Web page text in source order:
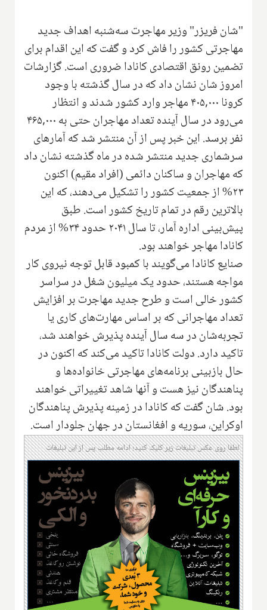
"شان فریزر" وزیر مهاجرت سه‌شنبه اهداف جدید
مهاجرتی کشور را فاش کرد و گفت که این اقدام برای
تضمین رونق اقتصادی کانادا ضروری است. گزارشات
امروز شان نشان داد که در سال گذشته با وجود
کرونا ۴۰۵,۰۰۰ مهاجر وارد کشور شدند و انتظار
می‌رود در سال آینده تعداد مهاجران حتی به ۴۶۵,۰۰۰
نفر برسد. این خبر پس از آن منتشر شد که آمارهای
سرشماری جدید منتشر شده در ماه گذشته نشان داد
که مهاجران و ساکنان دائمی (افراد مقیم) اکنون
۲۳% از جمعیت کشور را تشکیل می‌دهند، که این
بالاترین رقم در تمام تاریخ کشور است. طبق
پیش‌بینی اداره آمار، تا سال ۲۰۴۱ حدود ۳۴% از مردم
کانادا مهاجر خواهند بود.
صنایع کانادا می‌گویند با کمبود قابل توجه نیروی کار
مواجه هستند، حدود یک میلیون شغل در سراسر
کشور خالی است و طرح جدید مهاجرت بر افزایش
تعداد مهاجرانی که بر اساس مهارت‌های کاری یا
تجربه‌شان در سه سال آینده پذیرش خواهند شد،
تاکید دارد. دولت کانادا تاکید می‌کند که اکنون در
حال بازبینی برنامه‌های مهاجرتی خانواده‌ها و
پناهندگان نیز هست و آنها شاهد تغییراتی خواهند
بود. شان گفت که کانادا در زمینه پذیرش پناهندگان
اوکراین، سوریه و افغانستان در جهان جلودار است.
لطفا روی عکس تبلیغات زیر کلیک کنید؛ ادامه مطلب پس از این تبلیغات